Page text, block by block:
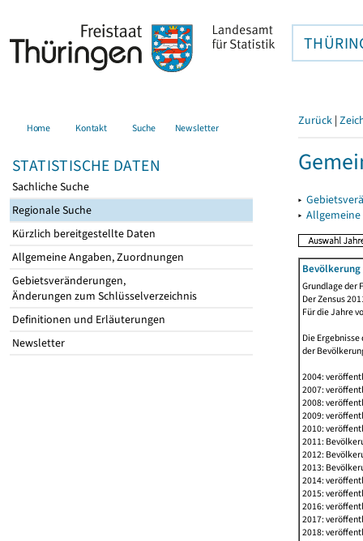
Home Kontakt Suche Newsletter
STATISTISCHE DATEN
Sachliche Suche
Regionale Suche
Kürzlich bereitgestellte Daten
Allgemeine Angaben, Zuordnungen
Gebietsveränderungen,
Änderungen zum Schlüsselverzeichnis
Definitionen und Erläuterungen
Newsletter
Zurück |
▸
▸
Grundlage der
Der Zensus
Für die Jahre
Die
der
2004:
2007:
2008:
2009:
2010:
2011:
2012:
2013:
2014:
2015:
2016:
2017:
2018: